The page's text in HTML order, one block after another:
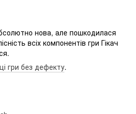
нова, але пошкодилася
всіх компонентів гри Гікач
гри без дефекту.